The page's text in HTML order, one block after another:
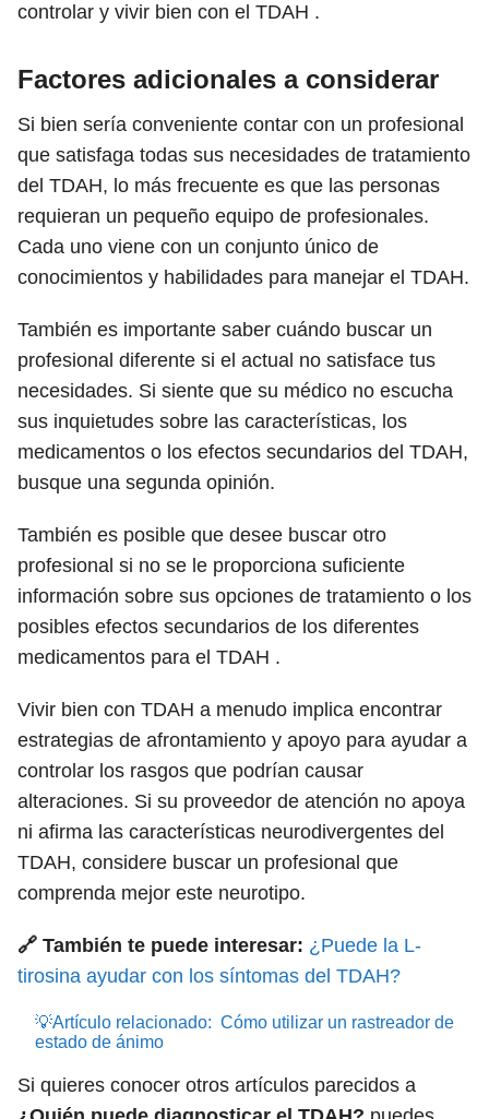
controlar y vivir bien con el TDAH .
Factores adicionales a considerar
Si bien sería conveniente contar con un profesional
que satisfaga todas sus necesidades de tratamiento
del TDAH, lo más frecuente es que las personas
requieran un pequeño equipo de profesionales.
Cada uno viene con un conjunto único de
conocimientos y habilidades para manejar el TDAH.
También es importante saber cuándo buscar un
profesional diferente si el actual no satisface tus
necesidades. Si siente que su médico no escucha
sus inquietudes sobre las características, los
medicamentos o los efectos secundarios del TDAH,
busque una segunda opinión.
También es posible que desee buscar otro
profesional si no se le proporciona suficiente
información sobre sus opciones de tratamiento o los
posibles efectos secundarios de los diferentes
medicamentos para el TDAH .
Vivir bien con TDAH a menudo implica encontrar
estrategias de afrontamiento y apoyo para ayudar a
controlar los rasgos que podrían causar
alteraciones. Si su proveedor de atención no apoya
ni afirma las características neurodivergentes del
TDAH, considere buscar un profesional que
comprenda mejor este neurotipo.
🔗 También te puede interesar: ¿Puede la L-
tirosina ayudar con los síntomas del TDAH?
💡Artículo relacionado: Cómo utilizar un rastreador de
estado de ánimo
Si quieres conocer otros artículos parecidos a